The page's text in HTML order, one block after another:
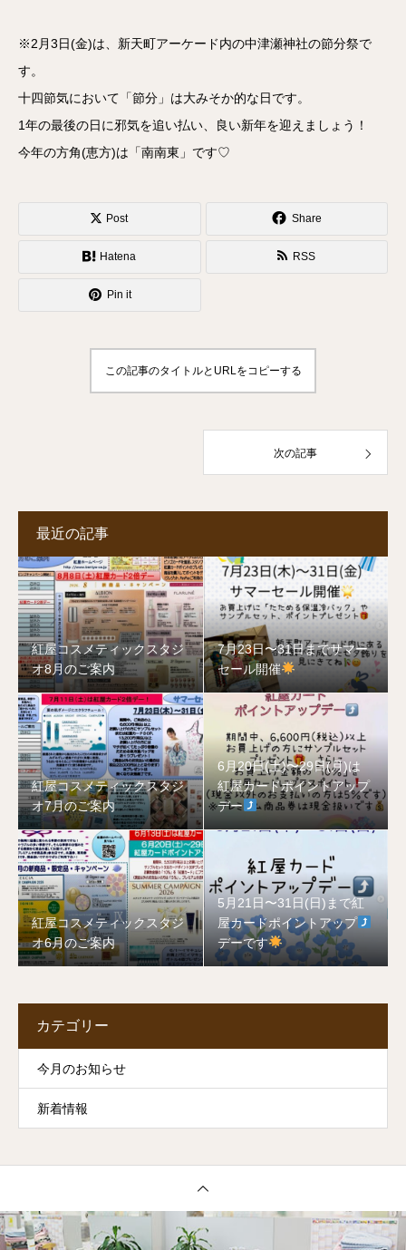
※2月3日(金)は、新天町アーケード内の中津瀬神社の節分祭で
す。
十四節気において「節分」は大みそか的な日です。
1年の最後の日に邪気を追い払い、良い新年を迎えましょう！
今年の方角(恵方)は「南南東」です♡
Post Share
Hatena RSS
Pin it
この記事のタイトルとURLをコピーする
次の記事
最近の記事
紅屋コスメティックスタジ
オ8月のご案内
7月23日〜31日までサマー
セール開催
紅屋コスメティックスタジ
オ7月のご案内
6月20日(土)〜29日(月)は
紅屋カードポイントアップ
デー
紅屋コスメティックスタジ
オ6月のご案内
5月21日〜31日(日)まで紅
屋カードポイントアップ
デーです
カテゴリー
今月のお知らせ
新着情報